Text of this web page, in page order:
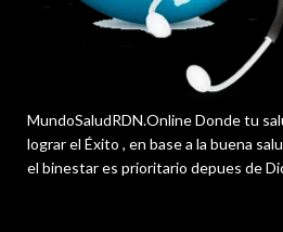
MundoSaludRDN.Online Donde tu
lograr el Éxito , en base a la buena
el binestar es prioritario depues de